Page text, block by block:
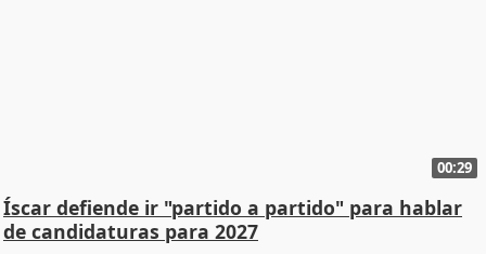
00:29
Íscar defiende ir "partido a partido" para hablar
de candidaturas para 2027